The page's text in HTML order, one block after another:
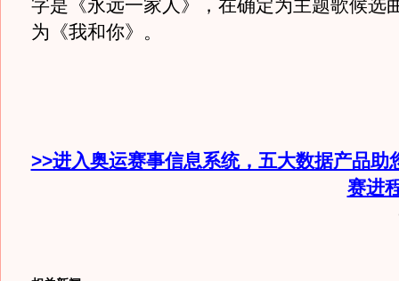
字是《永远一家人》，在确定为主题歌候选
为《我和你》。
>>进入奥运赛事信息系统，五大数据产品助
赛进